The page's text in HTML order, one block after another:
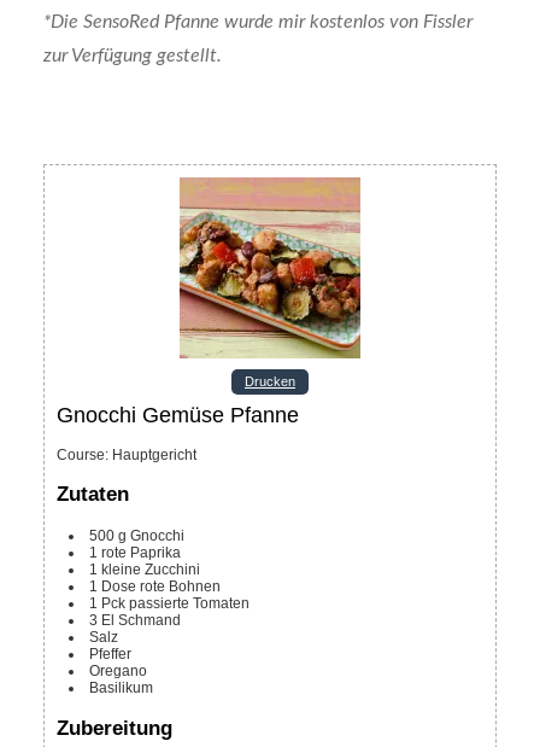
*Die SensoRed Pfanne wurde mir kostenlos von Fissler
zur Verfügung gestellt.
Drucken
Gnocchi Gemüse Pfanne
Course: Hauptgericht
Zutaten
500 g Gnocchi
1 rote Paprika
1 kleine Zucchini
1 Dose rote Bohnen
1 Pck passierte Tomaten
3 El Schmand
Salz
Pfeffer
Oregano
Basilikum
Zubereitung